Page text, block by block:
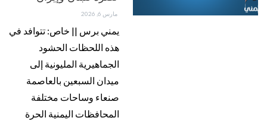
مارس 6, 2026
يمني برس || خاص: تتوافد في
هذه اللحظات الحشود
الجماهيرية المليونية إلى
ميدان السبعين بالعاصمة
صنعاء وساحات مختلفة
المحافظات اليمنية الحرة